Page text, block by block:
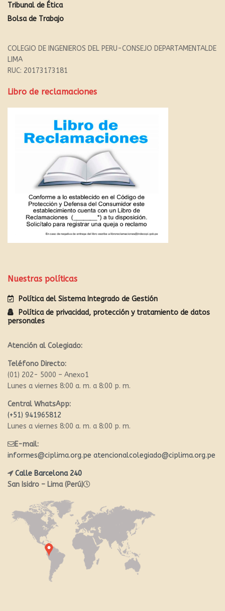
Tribunal de Ética
Bolsa de Trabajo
COLEGIO DE INGENIEROS DEL PERU-CONSEJO DEPARTAMENTALDE
LIMA
RUC: 20173173181
Libro de reclamaciones
Nuestras políticas
Política del Sistema Integrado de Gestión
Política de privacidad, protección y tratamiento de datos
personales
Atención al Colegiado:
Teléfono Directo:
(01) 202- 5000 – Anexo1
Lunes a viernes 8:00 a. m. a 8:00 p. m.
Central WhatsApp:
(+51) 941965812
Lunes a viernes 8:00 a. m. a 8:00 p. m.
E-mail:
informes@ciplima.org.pe atencionalcolegiado@ciplima.org.pe
Calle Barcelona 240
San Isidro – Lima (Perú)